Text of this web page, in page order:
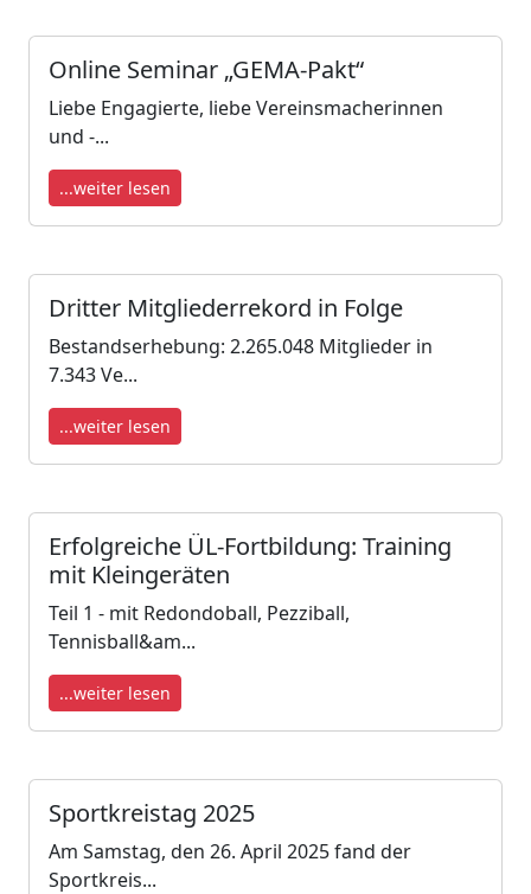
Online Seminar „GEMA-Pakt“
Liebe Engagierte, liebe Vereinsmacherinnen
und -...
...weiter lesen
Dritter Mitgliederrekord in Folge
Bestandserhebung: 2.265.048 Mitglieder in
7.343 Ve...
...weiter lesen
Erfolgreiche ÜL-Fortbildung: Training
mit Kleingeräten
Teil 1 - mit Redondoball, Pezziball,
Tennisball&am...
...weiter lesen
Sportkreistag 2025
Am Samstag, den 26. April 2025 fand der
Sportkreis...